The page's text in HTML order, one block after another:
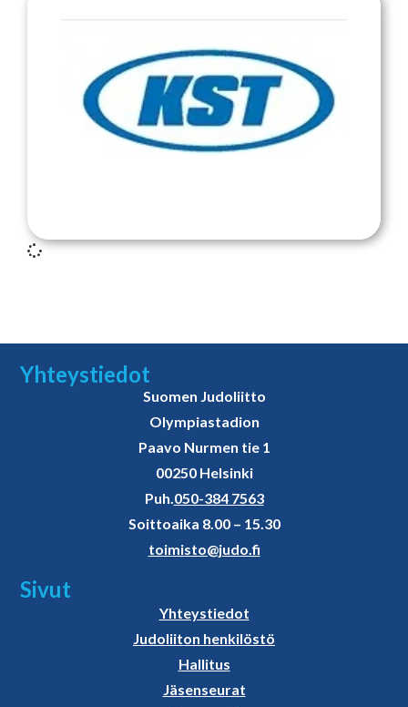
KST
Järjestyksenvalvonta ja vartiointi –
turvallisuuspalvelut koko Suomessa
Yhteystiedot
Suomen Judoliitto
Olympiastadion
Paavo Nurmen tie 1
00250 Helsinki
Puh.050-384 7563
Soittoaika 8.00 – 15.30
toimisto@judo.fi
Sivut
Yhteystiedot
Judoliiton henkilöstö
Hallitus
Jäsenseurat